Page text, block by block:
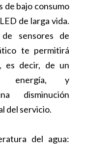
de bajo consumo
de larga vida.
sensores de
te permitirá
es decir, de un
energía, y
disminución
del servicio.
del agua: